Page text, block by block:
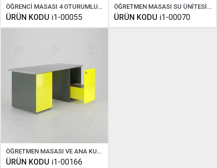
ÖĞRENCİ MASASI 4 OTURUMLU FİZİK COMPAKT
ÜRÜN KODU i1-00055
ÖĞRETMEN MASASI SU ÜNİTESİZ ANA KUMANDA PANELLİ
ÜRÜN KODU i1-00070
ÖĞRETMEN MASASI VE ANA KUMANDA PANELİ ( COMPAKT FİZİK )
ÜRÜN KODU i1-00166